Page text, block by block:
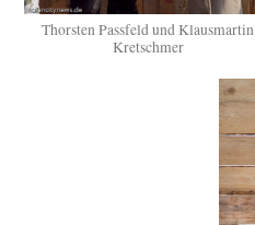
Thorsten Passfeld und Klausmartin
Kretschmer